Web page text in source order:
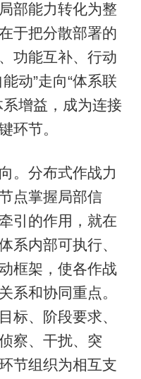
部能力转化为整
于把分散部署的
功能互补、行动
动”走向“体系联
增益，成为连接
环节。
分布式作战力
点掌握局部信
引的作用，就在
系内部可执行、
框架，使各作战
系和协同重点。
标、阶段要求、
察、干扰、突
节组织为相互支